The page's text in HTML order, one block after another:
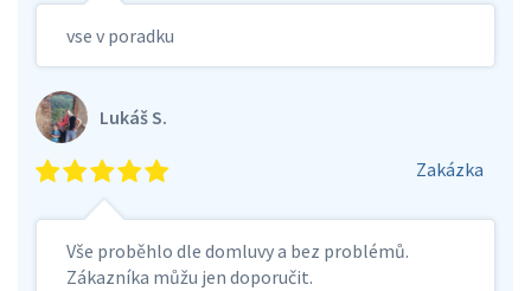
vse v poradku
Lukáš S.
Zakázka
Vše proběhlo dle domluvy a bez problémů.
Zákazníka můžu jen doporučit.